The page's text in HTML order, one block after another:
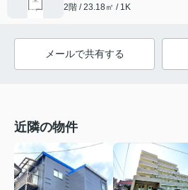
2階 / 23.18㎡ / 1K
メールで共有する
近隣の物件